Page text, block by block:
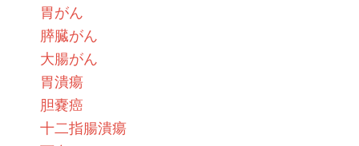
胃がん
膵臓がん
大腸がん
胃潰瘍
胆嚢癌
十二指腸潰瘍